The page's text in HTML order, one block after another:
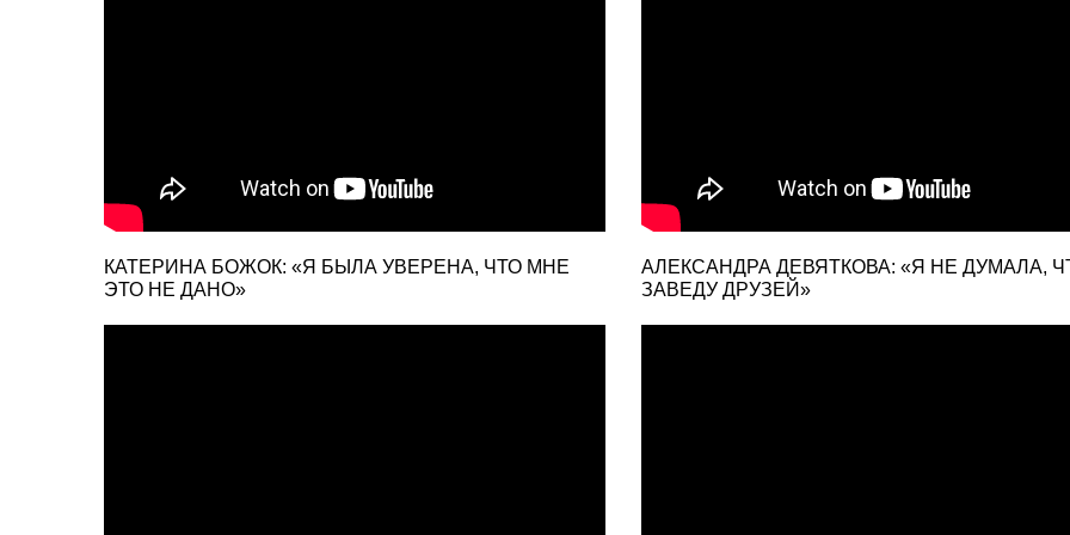
КАТЕРИНА БОЖОК: «Я БЫЛА УВЕРЕНА, ЧТО МНЕ
ЭТО НЕ ДАНО»
АЛЕКСАНДРА ДЕВЯТКОВА: «Я НЕ ДУМАЛА,
ЗАВЕДУ ДРУЗЕЙ»